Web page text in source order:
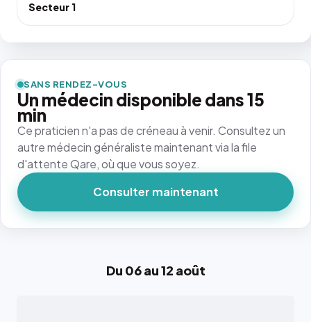
Secteur 1
Du 06 au 12 août
SANS RENDEZ-VOUS
Un médecin disponible dans 15
min
Ce praticien n'a pas de créneau à venir. Consultez un
autre médecin généraliste maintenant via la file
d'attente Qare, où que vous soyez.
Consulter maintenant